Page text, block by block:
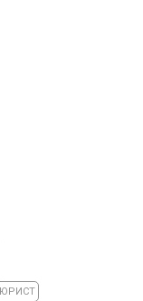
ЮРИСТ